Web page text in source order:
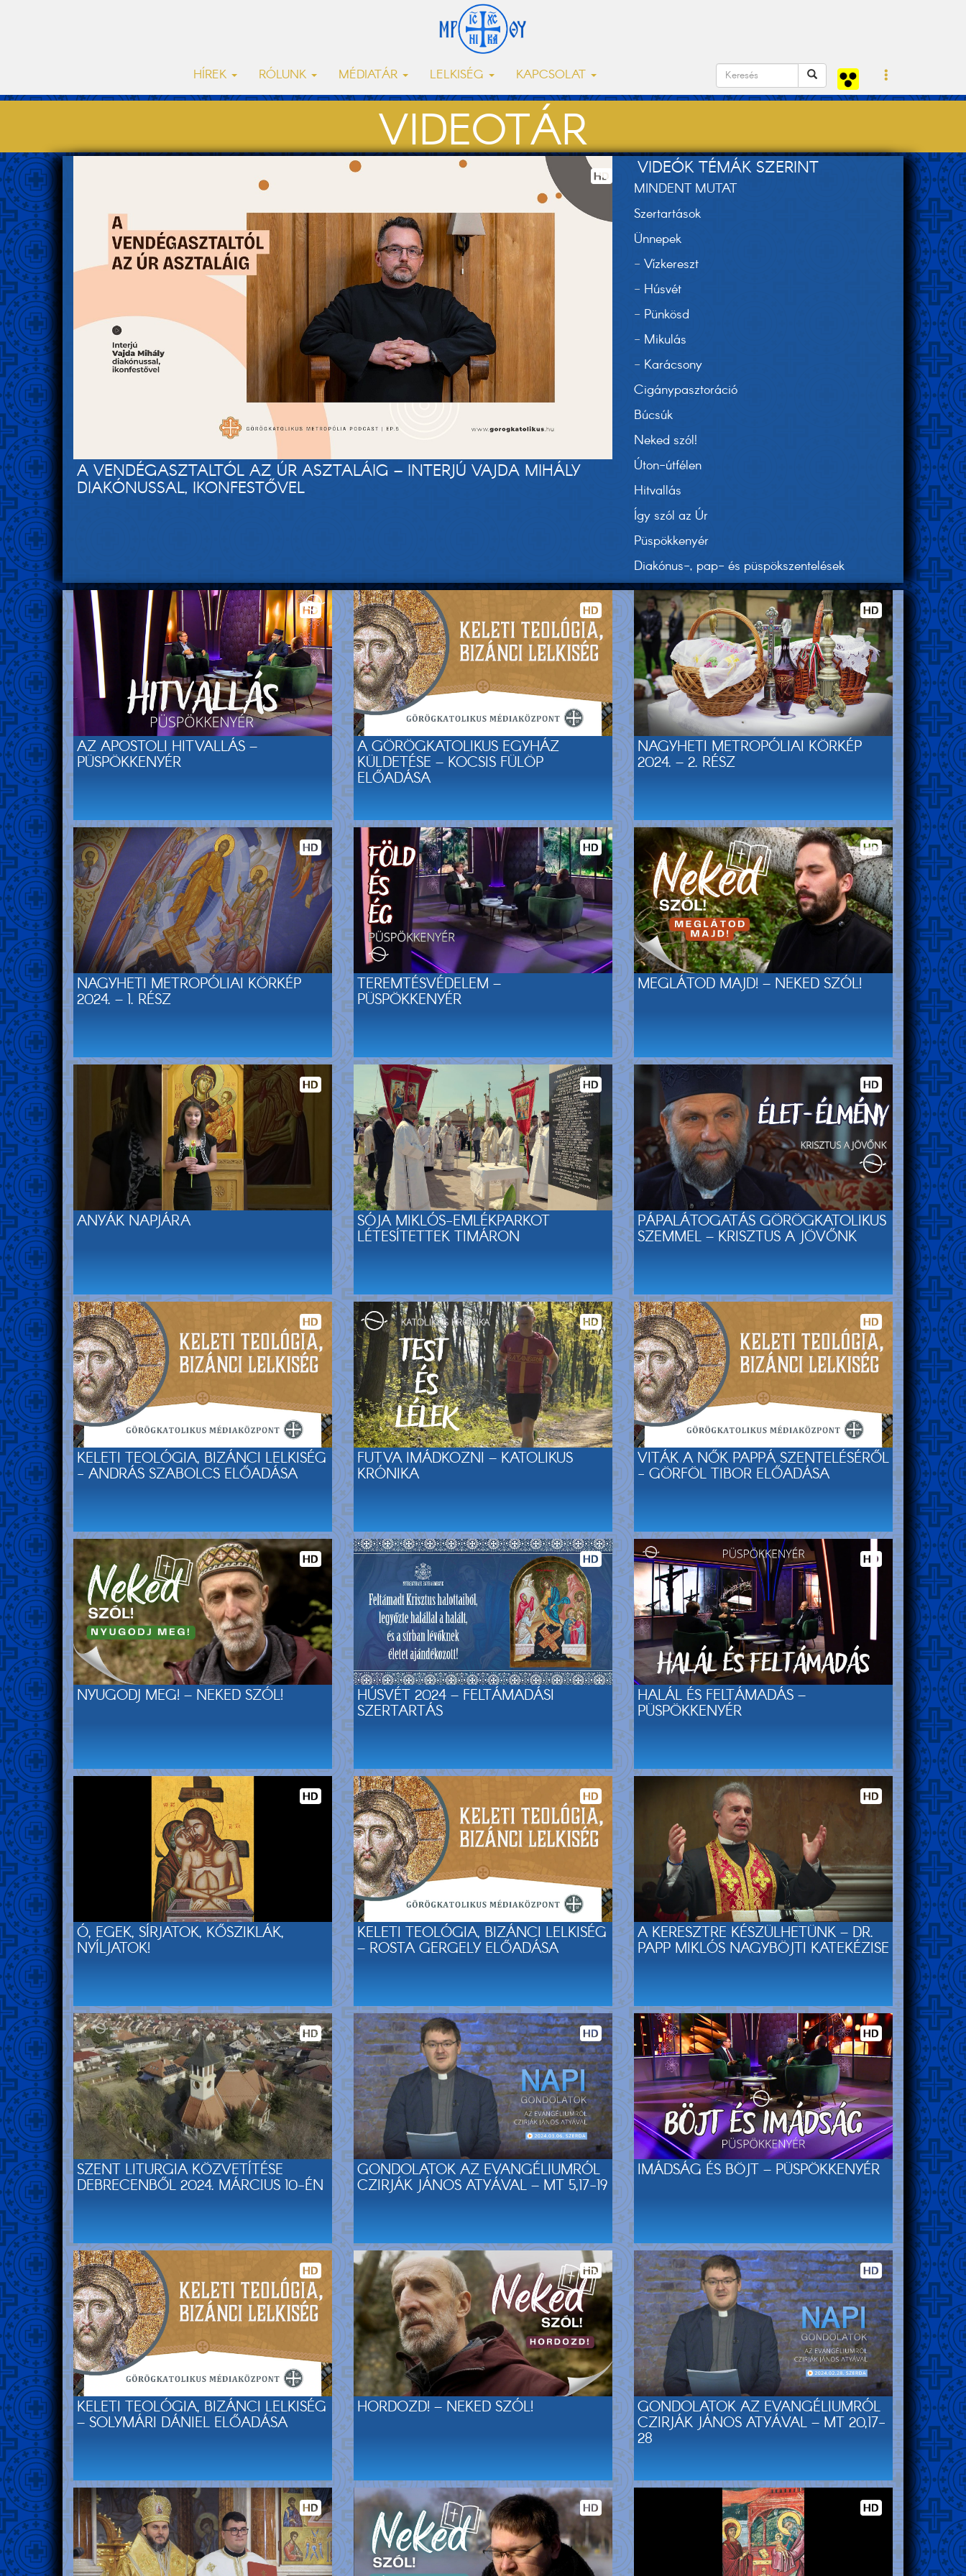
HÍREK RÓLUNK MÉDIATÁR LELKISÉG KAPCSOLAT
VIDEOTÁR
A VENDÉGASZTALTÓL AZ ÚR ASZTALÁIG – INTERJÚ VAJDA MIHÁLY
DIAKÓNUSSAL, IKONFESTŐVEL
VIDEÓK TÉMÁK SZERINT
MINDENT MUTAT
Szertartások
Ünnepek
- Vízkereszt
- Húsvét
- Pünkösd
- Mikulás
- Karácsony
Cigánypasztoráció
Búcsúk
Neked szól!
Úton-útfélen
Hitvallás
Így szól az Úr
Püspökkenyér
Diakónus-, pap- és püspökszentelések
AZ APOSTOLI HITVALLÁS –
PÜSPÖKKENYÉR
A GÖRÖGKATOLIKUS EGYHÁZ
KÜLDETÉSE – KOCSIS FÜLÖP
ELŐADÁSA
NAGYHETI METROPÓLIAI KÖRKÉP
2024. – 2. RÉSZ
NAGYHETI METROPÓLIAI KÖRKÉP
2024. – 1. RÉSZ
TEREMTÉSVÉDELEM –
PÜSPÖKKENYÉR
MEGLÁTOD MAJD! – NEKED SZÓL!
ANYÁK NAPJÁRA SÓJA MIKLÓS-EMLÉKPARKOT
LÉTESÍTETTEK TIMÁRON
PÁPALÁTOGATÁS GÖRÖGKATOLIKUS
SZEMMEL – KRISZTUS A JÖVŐNK
KELETI TEOLÓGIA, BIZÁNCI LELKISÉG
- ANDRÁS SZABOLCS ELŐADÁSA
FUTVA IMÁDKOZNI – KATOLIKUS
KRÓNIKA
VITÁK A NŐK PAPPÁ SZENTELÉSÉRŐL
- GÖRFÖL TIBOR ELŐADÁSA
NYUGODJ MEG! – NEKED SZÓL! HÚSVÉT 2024 – FELTÁMADÁSI
SZERTARTÁS
HALÁL ÉS FELTÁMADÁS –
PÜSPÖKKENYÉR
Ó, EGEK, SÍRJATOK, KŐSZIKLÁK,
NYÍLJATOK!
KELETI TEOLÓGIA, BIZÁNCI LELKISÉG
– ROSTA GERGELY ELŐADÁSA
A KERESZTRE KÉSZÜLHETÜNK – DR.
PAPP MIKLÓS NAGYBÖJTI KATEKÉZISE
SZENT LITURGIA KÖZVETÍTÉSE
DEBRECENBŐL 2024. MÁRCIUS 10-ÉN
GONDOLATOK AZ EVANGÉLIUMRÓL
CZIRJÁK JÁNOS ATYÁVAL – MT 5,17-19
IMÁDSÁG ÉS BÖJT – PÜSPÖKKENYÉR
KELETI TEOLÓGIA, BIZÁNCI LELKISÉG
– SOLYMÁRI DÁNIEL ELŐADÁSA
HORDOZD! – NEKED SZÓL! GONDOLATOK AZ EVANGÉLIUMRÓL
CZIRJÁK JÁNOS ATYÁVAL – MT 20,17-
28